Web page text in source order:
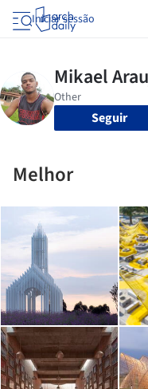
Iniciar sessão
Seguir
Melhor